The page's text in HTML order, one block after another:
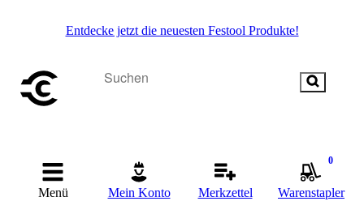
Entdecke jetzt die neuesten Festool Produkte!
Menü Mein Konto Merkzettel
0
Warenstapler